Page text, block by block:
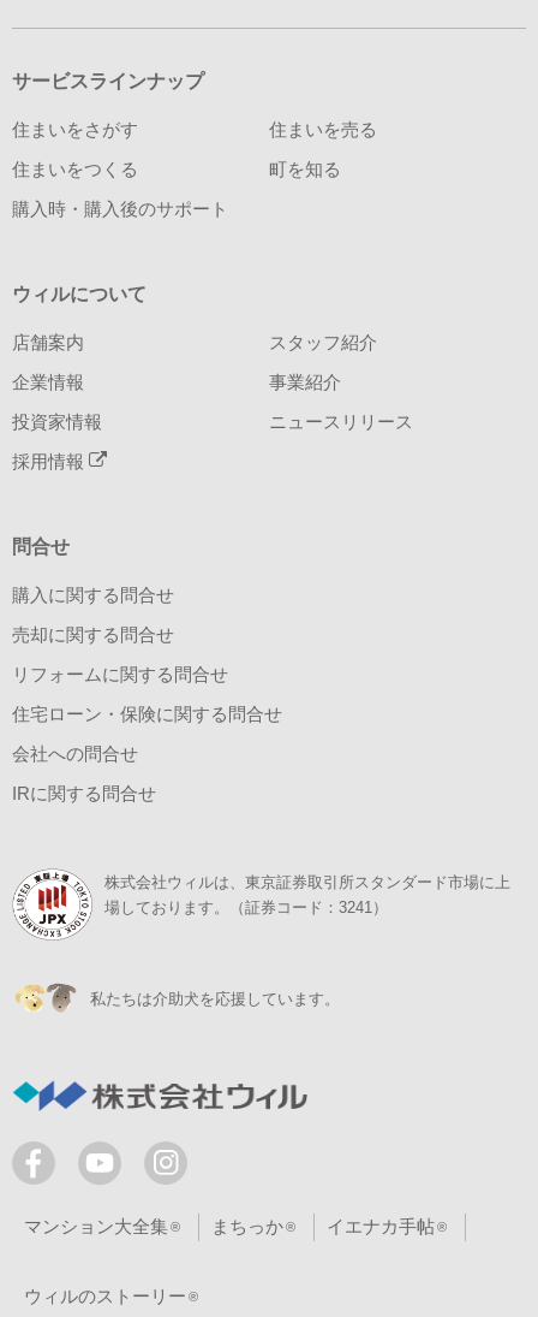
サービスラインナップ
住まいをさがす 住まいを売る
住まいをつくる 町を知る
購入時・購入後のサポート
ウィルについて
店舗案内 スタッフ紹介
企業情報 事業紹介
投資家情報 ニュースリリース
採用情報
問合せ
購入に関する問合せ
売却に関する問合せ
リフォームに関する問合せ
住宅ローン・保険に関する問合せ
会社への問合せ
IRに関する問合せ
株式会社ウィルは、東京証券取引所スタンダード市場に上
場しております。（証券コード：3241）
私たちは介助犬を応援しています。
マンション大全集 まちっか イエナカ手帖
ウィルのストーリー